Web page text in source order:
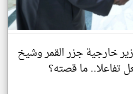
خارجية جزر القمر وشيخ
تفاعلا.. ما قصته؟